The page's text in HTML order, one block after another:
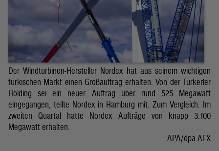
Der Windturbinen-Hersteller Nordex hat aus seinem wichtigen
türkischen Markt einen Großauftrag erhalten. Von der Türkerler
Holding sei ein neuer Auftrag über rund 525 Megawatt
eingegangen, teilte Nordex in Hamburg mit. Zum Vergleich: Im
zweiten Quartal hatte Nordex Aufträge von knapp 3.100
Megawatt erhalten.
APA/dpa-AFX